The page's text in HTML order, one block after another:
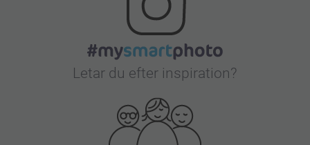
Letar du efter inspiration?